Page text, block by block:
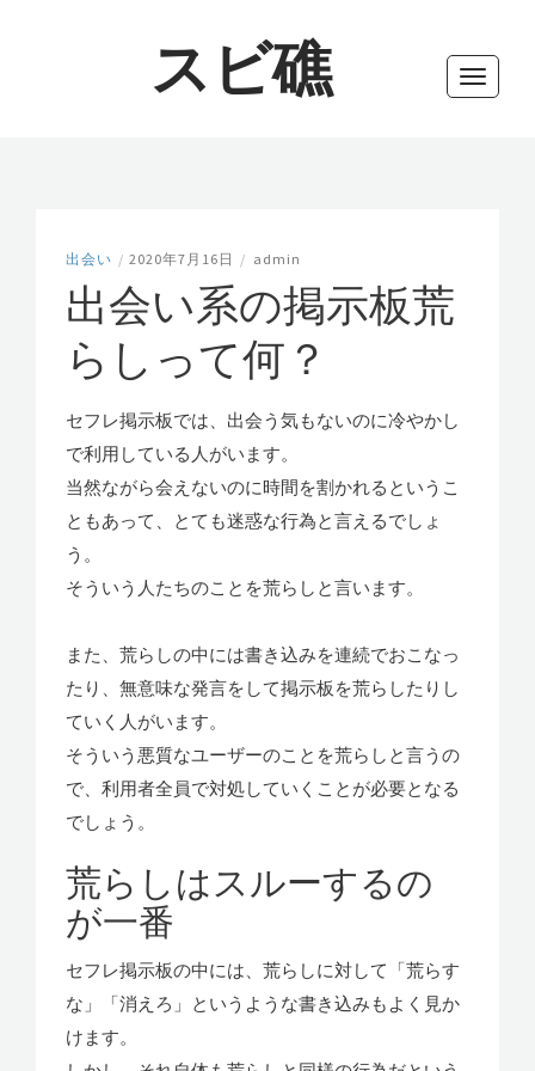
スビ礁
Toggle
出会い / 2020年7月16日 / admin
出会い系の掲示板荒
らしって何？
セフレ掲示板では、出会う気もないのに冷やかし
で利用している人がいます。
当然ながら会えないのに時間を割かれるというこ
ともあって、とても迷惑な行為と言えるでしょ
う。
そういう人たちのことを荒らしと言います。
また、荒らしの中には書き込みを連続でおこなっ
たり、無意味な発言をして掲示板を荒らしたりし
ていく人がいます。
そういう悪質なユーザーのことを荒らしと言うの
で、利用者全員で対処していくことが必要となる
でしょう。
荒らしはスルーするの
が一番
セフレ掲示板の中には、荒らしに対して「荒らす
な」「消えろ」というような書き込みもよく見か
けます。